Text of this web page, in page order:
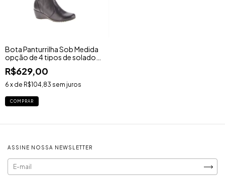
Bota Panturrilha Sob Medida
opção de 4 tipos de solados
- Ref. 1752BY
R$629,00
6 x de R$104,83 sem juros
COMPRAR
ASSINE NOSSA NEWSLETTER